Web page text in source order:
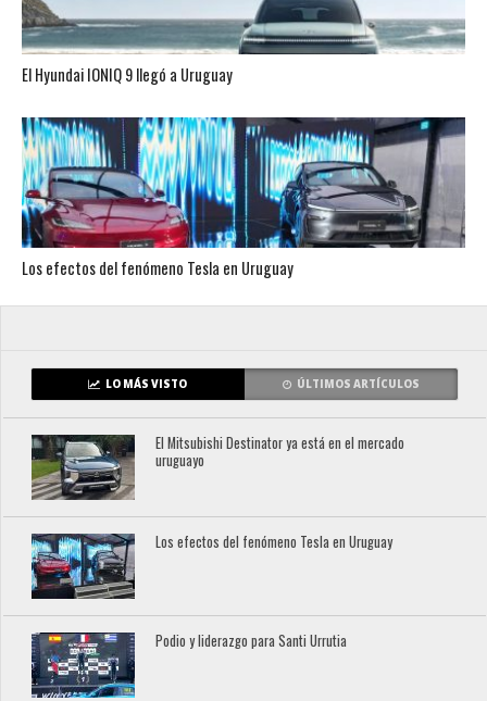
El Hyundai IONIQ 9 llegó a Uruguay
Los efectos del fenómeno Tesla en Uruguay
LO MÁS VISTO ÚLTIMOS ARTÍCULOS
El Mitsubishi Destinator ya está en el mercado
uruguayo
Los efectos del fenómeno Tesla en Uruguay
Podio y liderazgo para Santi Urrutia